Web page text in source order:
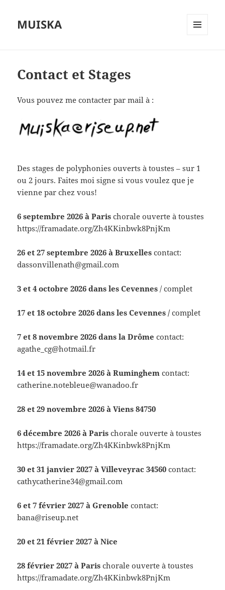
MUISKA
Contact et Stages
Vous pouvez me contacter par mail à :
Des stages de polyphonies ouverts à toustes – sur 1
ou 2 jours. Faites moi signe si vous voulez que je
vienne par chez vous!
6 septembre 2026 à Paris chorale ouverte à toustes
https://framadate.org/Zh4KKinbwk8PnjKm
26 et 27 septembre 2026 à Bruxellescontact:
dassonvillenath@gmail.com
3 et 4 octobre 2026 dans les Cevennes / complet
17 et 18 octobre 2026 dans les Cevennes /complet
7 et 8 novembre 2026 dans la Drômecontact:
agathe_cg@hotmail.fr
14 et 15 novembre 2026 à Ruminghem contact:
catherine.notebleue@wanadoo.fr
28 et 29 novembre 2026 à Viens 84750
6 décembre 2026 à Paris chorale ouverte à toustes
https://framadate.org/Zh4KKinbwk8PnjKm
30 et 31 janvier 2027 à Villeveyrac 34560contact:
cathycatherine34@gmail.com
6 et 7 février 2027 à Grenoblecontact:
bana@riseup.net
20 et 21 février 2027 à Nice
28 février 2027 à Paris chorale ouverte à toustes
https://framadate.org/Zh4KKinbwk8PnjKm